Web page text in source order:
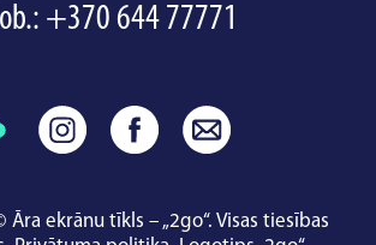
+370 644 77771
ekrānu tīkls – „2go“. Visas tiesības